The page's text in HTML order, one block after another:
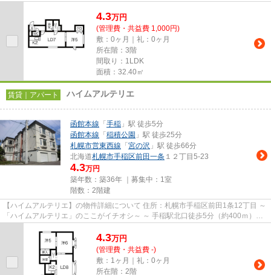
4.3万円
(管理費・共益費 1,000円)
敷：0ヶ月｜礼：0ヶ月
所在階：3階
間取り：1LDK
面積：32.40㎡
賃貸｜アパート ハイムアルテリエ
函館本線 「 手稲 」駅 徒歩5分
函館本線 「 稲積公園 」駅 徒歩25分
札幌市営東西線 「 宮の沢 」駅 徒歩66分
北海道札幌市手稲区前田一条 １２丁目5-23
4.3万円
築年数：築36年 ｜募集中： 1室
階数：2階建
【ハイムアルテリエ】の物件詳細について 住所：札幌市手稲区前田1条12丁目 ～
「ハイムアルテリエ」のここがイチオシ～ ～ 手稲駅北口徒歩5分（約400ｍ）で
4.3万円
(管理費・共益費 -)
敷：1ヶ月｜礼：0ヶ月
所在階：2階